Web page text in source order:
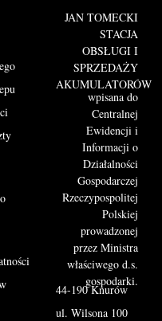
JAN TOMECKI
STACJA
OBSŁUGI I
SPRZEDAŻY
AKUMULATORÓW
wpisana do
Centralnej
Ewidencji i
Informacji o
Działalności
Gospodarczej
Rzeczypospolitej
Polskiej
prowadzonej
przez Ministra
właściwego d.s.
gospodarki.
44-190 Knurów
ul. Wilsona 100